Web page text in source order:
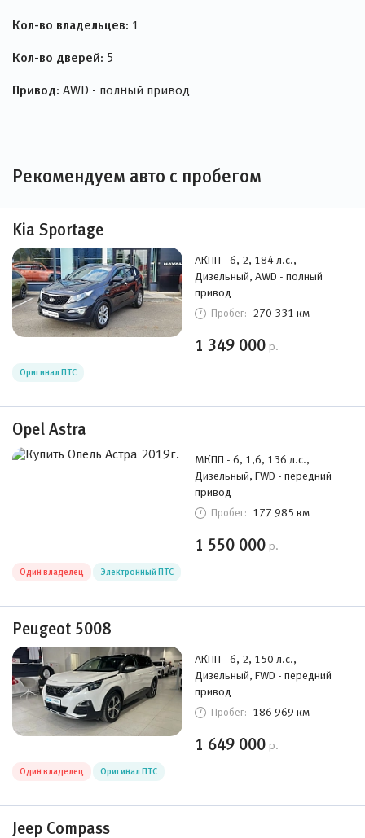
Кол-во владельцев: 1
Кол-во дверей: 5
Привод: AWD - полный привод
Рекомендуем авто с пробегом
Kia Sportage
АКПП - 6, 2, 184 л.с.,
Дизельный, AWD - полный
привод
Пробег: 270 331 км
1 349 000 р.
Оригинал ПТС
Opel Astra
МКПП - 6, 1,6, 136 л.с.,
Дизельный, FWD - передний
привод
Пробег: 177 985 км
1 550 000 р.
Один владелец Электронный ПТС
Peugeot 5008
АКПП - 6, 2, 150 л.с.,
Дизельный, FWD - передний
привод
Пробег: 186 969 км
1 649 000 р.
Один владелец Оригинал ПТС
Jeep Compass